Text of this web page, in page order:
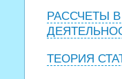
РАССЧЕТЫ
ТЕОРИЯ